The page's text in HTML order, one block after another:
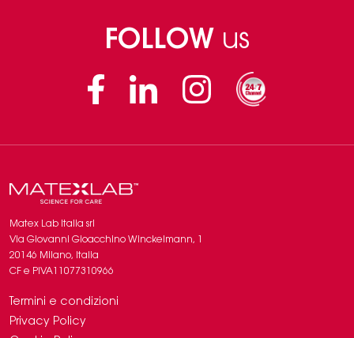
FOLLOW us
FacebookLinkedin Instagram
Matex Lab Italia srl
​​Via Giovanni Gioacchino Winckelmann, 1
20146 Milano, Italia
CF e PIVA11077310966
Termini e condizioni
Privacy Policy